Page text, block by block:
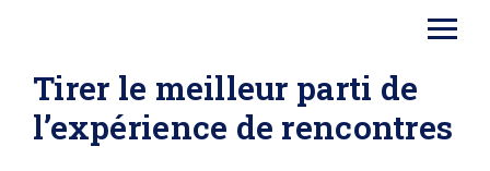
Tirer le meilleur parti de
l’expérience de rencontres